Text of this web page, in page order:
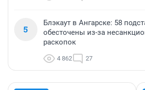
5
Блэкаут в Ангарске: 58
обесточены из-за
раскопок
4 862 27